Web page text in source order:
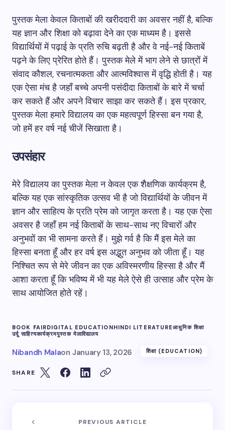
पुस्तक मेला केवल किताबों की खरीददारी का अवसर नहीं है, बल्कि
यह ज्ञान और शिक्षा को बढ़ावा देने का एक माध्यम है। इससे
विद्यार्थियों में पढ़ाई के प्रति रुचि बढ़ती है और वे नई-नई किताबें
पढ़ने के लिए प्रेरित होते हैं। पुस्तक मेले में भाग लेने से छात्रों में
संवाद कौशल, रचनात्मकता और आत्मविश्वास में वृद्धि होती है। यह
एक ऐसा मंच है जहाँ बच्चे अपनी पसंदीदा किताबों के बारे में चर्चा
कर सकते हैं और अपने विचार साझा कर सकते हैं। इस प्रकार,
पुस्तक मेला हमारे विद्यालय का एक महत्वपूर्ण हिस्सा बन गया है,
जो हमें हर वर्ष नई चीजें सिखाता है।
उपसंहार
मेरे विद्यालय का पुस्तक मेला न केवल एक शैक्षणिक कार्यक्रम है,
बल्कि यह एक सांस्कृतिक उत्सव भी है जो विद्यार्थियों के जीवन में
ज्ञान और साहित्य के प्रति प्रेम को जागृत करता है। यह एक ऐसा
अवसर है जहाँ हम नई किताबों के साथ-साथ नए विचारों और
अनुभवों का भी सामना करते हैं। मुझे गर्व है कि मैं इस मेले का
हिस्सा बनता हूँ और हर वर्ष इस अद्भुत अनुभव को जीता हूँ। यह
निश्चित रूप से मेरे जीवन का एक अविस्मरणीय हिस्सा है और मैं
आशा करता हूँ कि भविष्य में भी यह मेले ऐसे ही उत्साह और प्रेम के
साथ आयोजित होते रहें।
BOOK FAIRDIGITAL EDUCATIONHINDI LITERATUREआधुनिक शिक्षा
उर्दू साहित्यकार्यक्रमपुस्तक मेलाविद्यालय
Nibandh Malaon January 13, 2026 शिक्षा (EDUCATION)
SHARE
PREVIOUS ARTICLE